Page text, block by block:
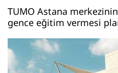
TUMO Astana
gence eğitim vermesi